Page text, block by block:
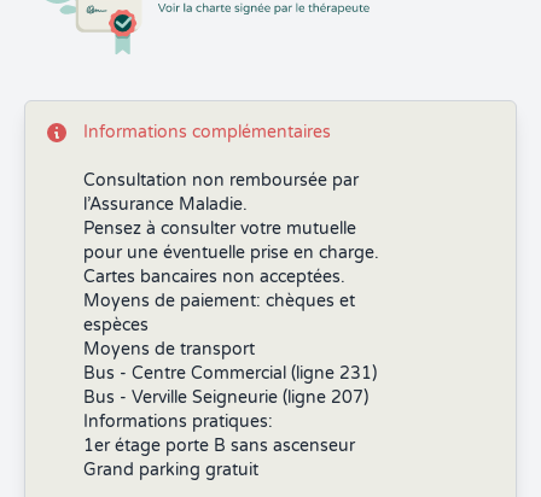
Informations complémentaires
Consultation non remboursée par
l’Assurance Maladie.
Pensez à consulter votre mutuelle
pour une éventuelle prise en charge.
Cartes bancaires non acceptées.
Moyens de paiement: chèques et
espèces
Moyens de transport
Bus - Centre Commercial (ligne 231)
Bus - Verville Seigneurie (ligne 207)
Informations pratiques:
1er étage porte B sans ascenseur
Grand parking gratuit